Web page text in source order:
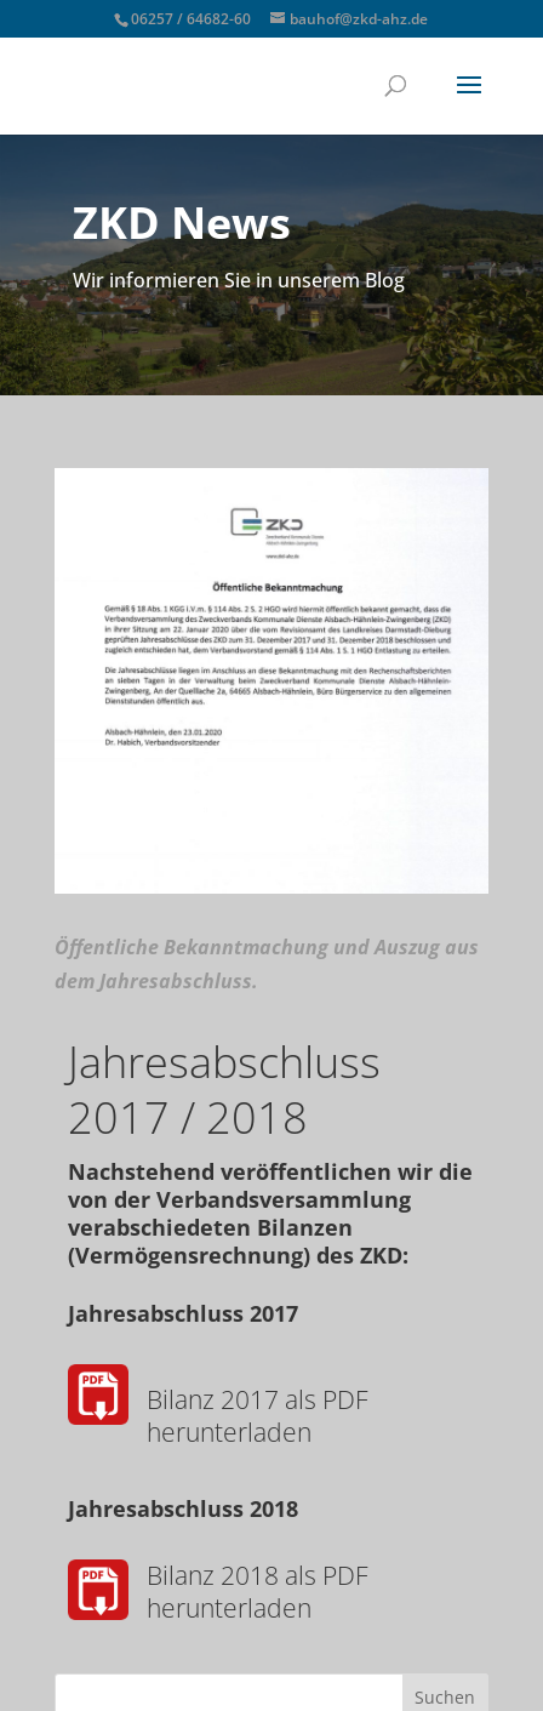
06257 / 64682-60 bauhof@zkd-ahz.de
ZKD News
Wir informieren Sie in unserem Blog
Öffentliche Bekanntmachung und Auszug aus
dem Jahresabschluss.
Jahresabschluss
2017 / 2018
Nachstehend veröffentlichen wir die
von der Verbandsversammlung
verabschiedeten Bilanzen
(Vermögensrechnung) des ZKD:
Jahresabschluss 2017
Bilanz 2017 als PDF
herunterladen
Jahresabschluss 2018
Bilanz 2018 als PDF
herunterladen